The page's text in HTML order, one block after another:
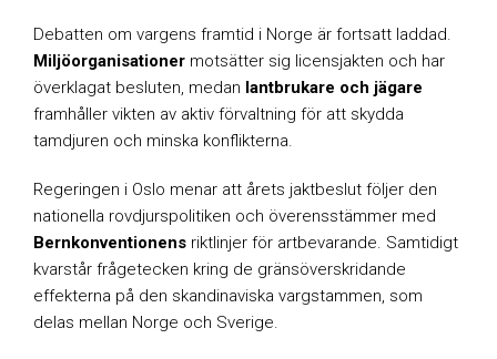
Debatten om vargens framtid i Norge är fortsatt laddad.
Miljöorganisationer motsätter sig licensjakten och har
överklagat besluten, medan lantbrukare och jägare
framhåller vikten av aktiv förvaltning för att skydda
tamdjuren och minska konflikterna.
Regeringen i Oslo menar att årets jaktbeslut följer den
nationella rovdjurspolitiken och överensstämmer med
Bernkonventionens riktlinjer för artbevarande. Samtidigt
kvarstår frågetecken kring de gränsöverskridande
effekterna på den skandinaviska vargstammen, som
delas mellan Norge och Sverige.